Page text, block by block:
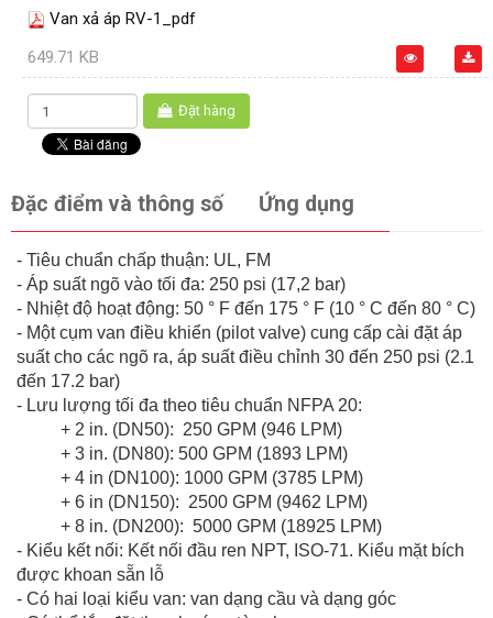
Van xả áp RV-1_pdf
649.71 KB
Đặt hàng
Đặc điểm và thông số Ứng dụng
- Tiêu chuẩn chấp thuận: UL, FM
- Áp suất ngõ vào tối đa: 250 psi (17,2 bar)
- Nhiệt độ hoạt động: 50 ° F đến 175 ° F (10 ° C đến 80 ° C)
- Một cụm van điều khiển (pilot valve) cung cấp cài đặt áp
suất cho các ngõ ra, áp suất điều chỉnh 30 đến 250 psi (2.1
đến 17.2 bar)
- Lưu lượng tối đa theo tiêu chuẩn NFPA 20:
+ 2 in. (DN50): 250 GPM (946 LPM)
+ 3 in. (DN80): 500 GPM (1893 LPM)
+ 4 in (DN100): 1000 GPM (3785 LPM)
+ 6 in (DN150): 2500 GPM (9462 LPM)
+ 8 in. (DN200): 5000 GPM (18925 LPM)
- Kiểu kết nối: Kết nối đầu ren NPT, ISO-71. Kiểu mặt bích
được khoan sẵn lỗ
- Có hai loại kiểu van: van dạng cầu và dạng góc